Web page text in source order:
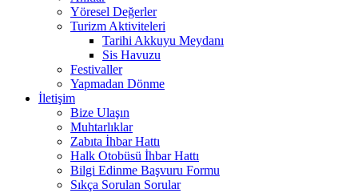
Yöresel Değerler
Turizm Aktiviteleri
Tarihi Akkuyu Meydanı
Sis Havuzu
Festivaller
Yapmadan Dönme
İletişim
Bize Ulaşın
Muhtarlıklar
Zabıta İhbar Hattı
Halk Otobüsü İhbar Hattı
Bilgi Edinme Başvuru Formu
Sıkça Sorulan Sorular